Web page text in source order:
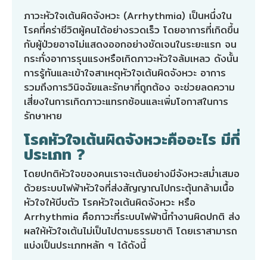
ภาวะหัวใจเต้นผิดจังหวะ (Arrhythmia) เป็นหนึ่งใน
โรคที่คร่าชีวิตผู้คนได้อย่างรวดเร็ว โดยอาการที่เกิดขึ้น
กับผู้ป่วยอาจไม่แสดงออกอย่างชัดเจนในระยะแรก จน
กระทั่งอาการรุนแรงหรือเกิดภาวะหัวใจล้มเหลว ดังนั้น
การรู้ทันและเข้าใจสาเหตุหัวใจเต้นผิดจังหวะ อาการ
รวมถึงการวินิจฉัยและรักษาที่ถูกต้อง จะช่วยลดความ
เสี่ยงในการเกิดภาวะแทรกซ้อนและเพิ่มโอกาสในการ
รักษาหาย
โรคหัวใจเต้นผิดจังหวะคืออะไร มีกี่
ประเภท ?
โดยปกติหัวใจของคนเราจะเต้นอย่างมีจังหวะสม่ำเสมอ
ด้วยระบบไฟฟ้าหัวใจที่ส่งสัญญาณไปกระตุ้นกล้ามเนื้อ
หัวใจให้บีบตัว โรคหัวใจเต้นผิดจังหวะ หรือ
Arrhythmia คือภาวะที่ระบบไฟฟ้านี้ทำงานผิดปกติ ส่ง
ผลให้หัวใจเต้นไม่เป็นไปตามธรรมชาติ โดยเราสามารถ
แบ่งเป็นประเภทหลัก ๆ ได้ดังนี้